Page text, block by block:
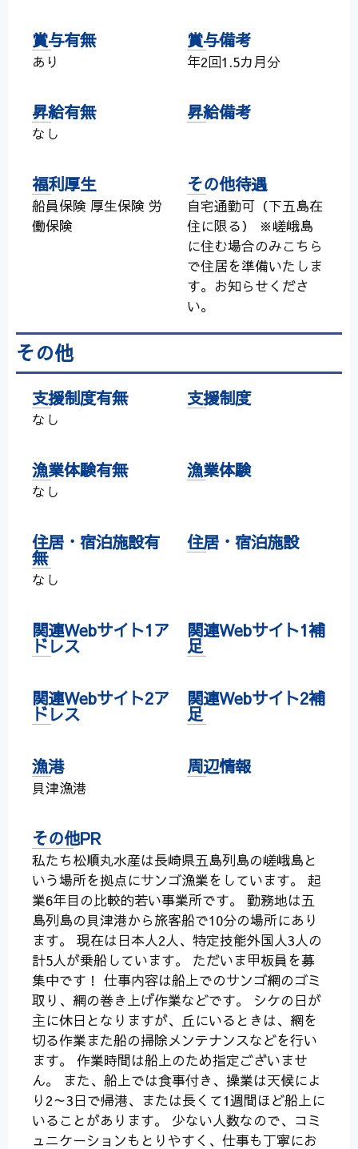
賞与有無
あり
賞与備考
年2回1.5カ月分
昇給有無
なし
昇給備考
福利厚生
船員保険 厚生保険 労
働保険
その他待遇
自宅通勤可（下五島在
住に限る） ※嵯峨島
に住む場合のみこちら
で住居を準備いたしま
す。お知らせくださ
い。
その他
支援制度有無
なし
支援制度
漁業体験有無
なし
漁業体験
住居・宿泊施設有
無
なし
住居・宿泊施設
関連Webサイト1ア
ドレス
関連Webサイト1補
足
関連Webサイト2ア
ドレス
関連Webサイト2補
足
漁港
貝津漁港
周辺情報
その他PR
私たち松順丸水産は長崎県五島列島の嵯峨島と
いう場所を拠点にサンゴ漁業をしています。 起
業6年目の比較的若い事業所です。 勤務地は五
島列島の貝津港から旅客船で10分の場所にあり
ます。 現在は日本人2人、特定技能外国人3人の
計5人が乗船しています。 ただいま甲板員を募
集中です！ 仕事内容は船上でのサンゴ網のゴミ
取り、網の巻き上げ作業などです。 シケの日が
主に休日となりますが、丘にいるときは、網を
切る作業また船の掃除メンテナンスなどを行い
ます。 作業時間は船上のため指定ございませ
ん。 また、船上では食事付き、操業は天候によ
り2～3日で帰港、または長くて1週間ほど船上に
いることがあります。 少ない人数なので、コミ
ュニケーションもとりやすく、仕事も丁寧にお